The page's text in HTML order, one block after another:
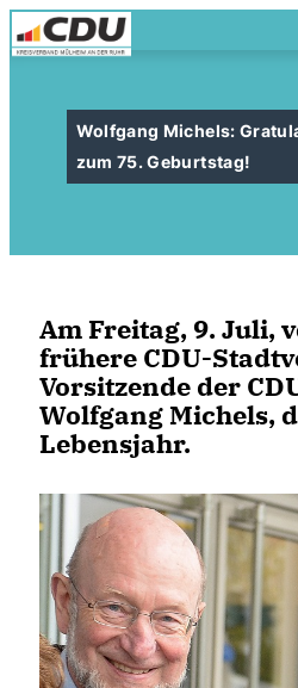
Wolfgang Michels:
zum 75. Geburtstag!
Am Freitag, 9. Juli,
frühere CDU-
Vorsitzende der
Wolfgang Michels,
Lebensjahr.